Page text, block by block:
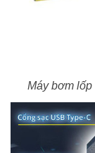
Máy bơm